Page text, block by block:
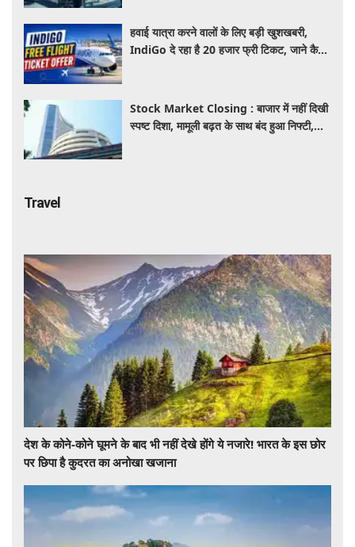
हवाई यात्रा करने वालों के लिए बड़ी खुशखबरी,
IndiGo दे रहा है 20 हजार फ्री टिकट, जाने कैसे
Stock Market Closing : बाजार में नहीं दिखी
स्पष्ट दिशा, मामूली बढ़त के साथ बंद हुआ निफ्टी,
Travel
देश के कोने-कोने घूमने के बाद भी नहीं देखे होंगे ये नजारे! भारत के इस छोर
पर छिपा है कुदरत का अनोखा खजाना